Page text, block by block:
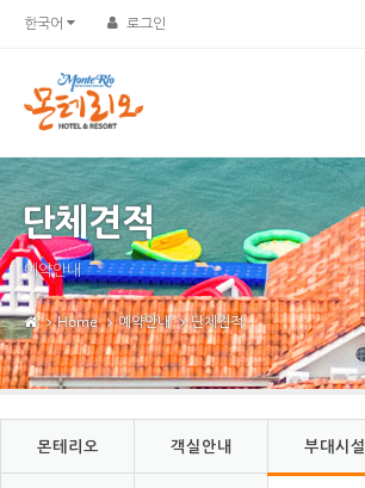
한국어 로그인
단체견적
예약안내
Home 예약안내 단체견적
몬테리오 객실안내 부대시설
Sketchbook5, 스케치북5